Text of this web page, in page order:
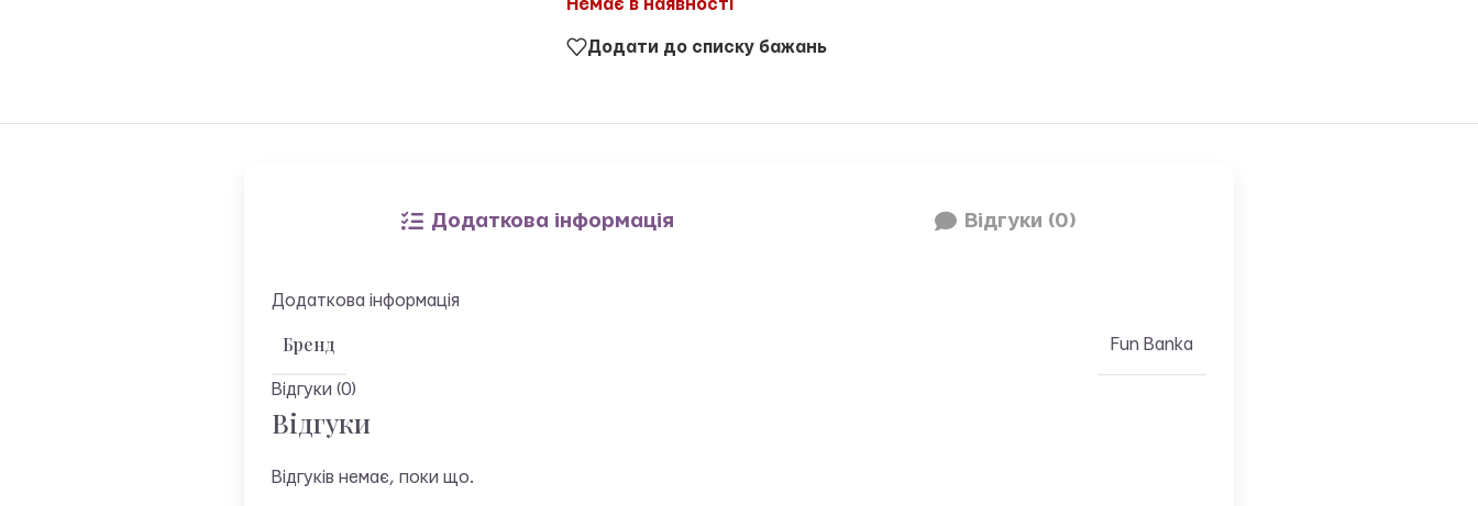
Немає в наявності
Додати до списку бажань
Додаткова інформація Відгуки (0)
Додаткова інформація
Бренд Fun Banka
Відгуки (0)
Відгуки
Відгуків немає, поки що.